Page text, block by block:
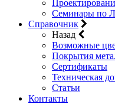
Семинары по
Справочник
Назад
Возможные
Покрытия
Сертификаты
Техническая
Статьи
Контакты